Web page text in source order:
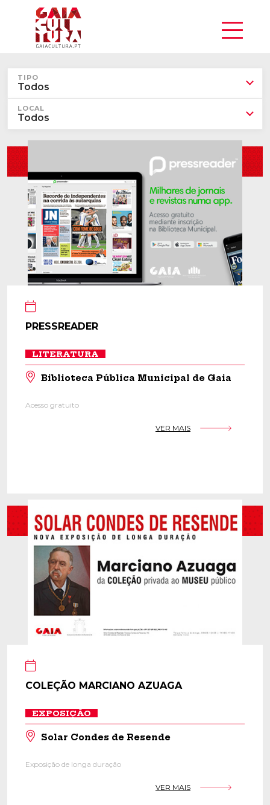
TIPO
Todos
LOCAL
Todos
PRESSREADER
LITERATURA
Biblioteca Pública Municipal de Gaia
Acesso gratuito
VER MAIS
COLEÇÃO MARCIANO AZUAGA
EXPOSIÇÃO
Solar Condes de Resende
Exposição de longa duração
VER MAIS